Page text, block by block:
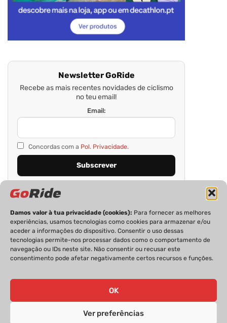
Damos valor à tua privacidade (cookies): Para fornecer as melhores
experiências, usamos tecnologias como cookies para armazenar e/ou
aceder a informações do dispositivo. Consentir o uso dessas
tecnologias permite-nos processar dados como o comportamento de
navegação ou IDs neste site. Não consentir ou recusar este
consentimento pode afetar negativamente certos recursos e funções.
OK
Ver preferências
Newsletter GoRide
Recebe as mais recentes novidades de ciclismo
no teu email!
Email:
Concordas com a Pol. Privacidade.
PRIVACIDADE FICHA TÉCNICA
ESTATUTO EDITORIAL